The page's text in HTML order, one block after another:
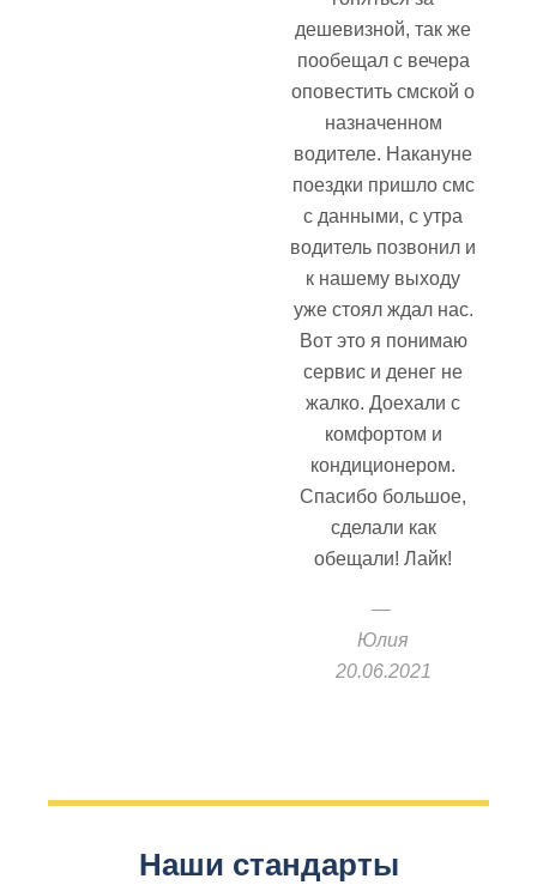
дешевизной, так же
пообещал с вечера
оповестить смской о
назначенном
водителе. Накануне
поездки пришло смс
с данными, с утра
водитель позвонил и
к нашему выходу
уже стоял ждал нас.
Вот это я понимаю
сервис и денег не
жалко. Доехали с
комфортом и
кондиционером.
Спасибо большое,
сделали как
обещали! Лайк!
Юлия
20.06.2021
Наши стандарты